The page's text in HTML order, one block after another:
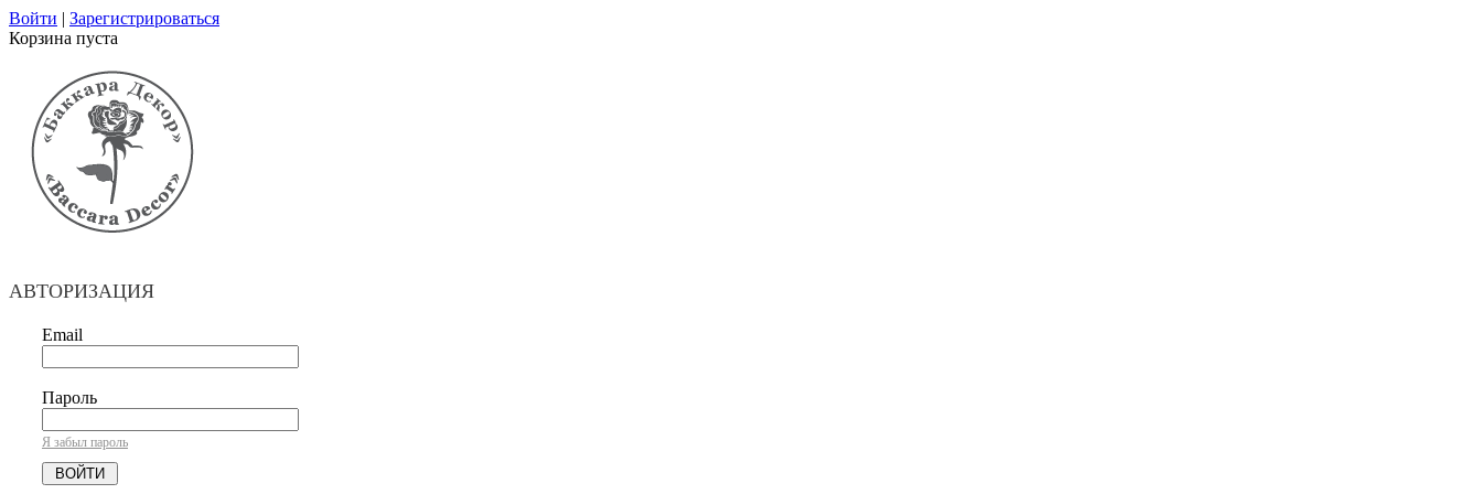
Войти | Зарегистрироваться
Корзина пуста
АВТОРИЗАЦИЯ
Email
Пароль
Я забыл пароль